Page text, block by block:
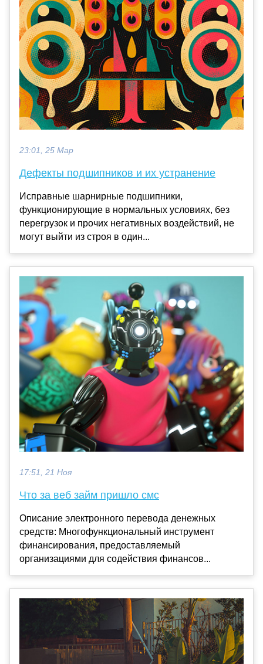
23:01, 25 Мар
Дефекты подшипников и их устранение
Исправные шарнирные подшипники,
функционирующие в нормальных условиях, без
перегрузок и прочих негативных воздействий, не
могут выйти из строя в один...
17:51, 21 Ноя
Что за веб займ пришло смс
Описание электронного перевода денежных
средств: Многофункциональный инструмент
финансирования, предоставляемый
организациями для содействия финансов...